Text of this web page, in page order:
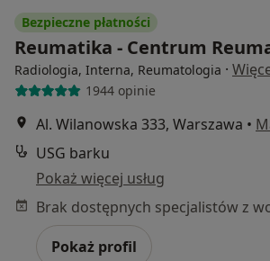
Bezpieczne płatności
Reumatika - Centrum
Radiologia, Interna, Reumatologia ·
1944 opinie
Al. Wilanowska 333, Warszawa •
USG barku
Pokaż więcej usług
Pokaż profil